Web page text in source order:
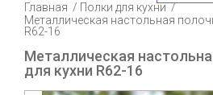
Главная
Полки для кухни
Металлическая настольная
R62-16
Металлическая
для кухни R62-16